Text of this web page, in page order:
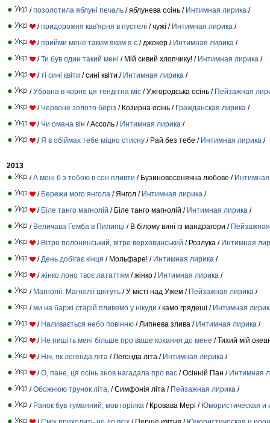
/позолотила яблуні печаль / яблунева осінь / Интимная лирика /
/придорожня кав'ярня в пустелі / чужі / Интимная лирика /
/прийми мене таким яким я є / джокер / Интимная лирика /
/Ти був один такий мені / Мій сивий хлопчику! / Интимная лирика /
/ті сині квіти / сині квіти / Интимная лирика /
/Убрана в чорне ця тендітна міс / Ужгородська осінь / Пейзажная
/ Червоне золото беріз / Козирна осінь / Гражданская лирика /
/ Чи омана він / Ассоль / Интимная лирика /
/ Я в обіймах тебе міцно стисну / Рай без тебе / Интимная лирика /
2013
/А мені б з тобою в сон пливти / Бузиновосонячна любове /
/ Бережи мого янгола / Янгол / Интимная лирика /
/ Біле танго магнолій / Біле танго магнолій / Интимная лирика /
/ Величава Гемба в Пилипці / В білому вині із мандрагори /
/ Вітре полонинський, вітре верховинський / Розлука / Интимная
/ День добігає кінця / Мольфаре! / Интимная лирика /
/жінко лоно твоє лататтям / жінко / Интимная лирика /
/ Магнолії. Магнолії цвітуть / У місті над Ужем / Пейзажная лирика /
/ми на баржі старій пливемо у нікуди / камо грядеші / Интимная
/ Наливається небо повінню / Липнева злива / Интимная лирика /
/ Не пишіть мені більше про ваше кохання до мене / Тихий мій
/ Ніч, як легенда літа / Легенда літа / Интимная лирика /
/О, пане, ця осінь знов нагадала про вас / Осінній Пан / Интимная
/Обожнюю трунок літа, / Симфонія літа / Пейзажная лирика /
/ Ранок був туманний, мов горілка / Кровава Мері / Юмористическая и